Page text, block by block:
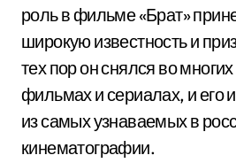
роль в фильме «Брат»
широкую известность и
тех пор он снялся во
фильмах и сериалах, и его
из самых узнаваемых в
кинематографии.